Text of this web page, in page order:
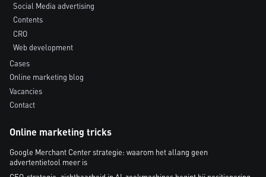
Social Media advertising
Contents
CRO
Web development
Cases
Online marketing blog
Vacancies
Contact
Online marketing tricks
Google Merchant Center strategie: waarom het allang geen
advertentietool meer is